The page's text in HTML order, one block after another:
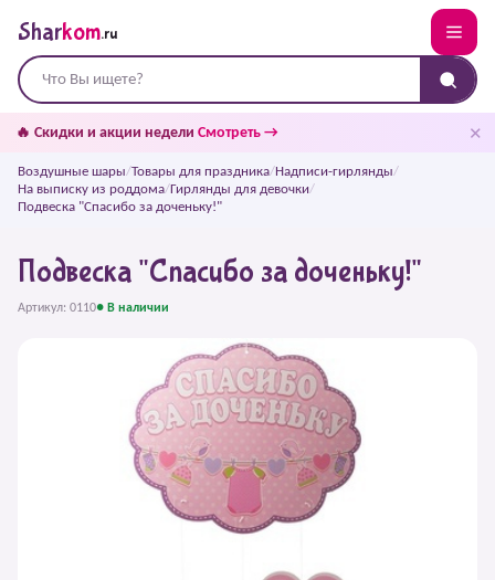
Sharkom.ru
🔥 Скидки и акции недели Смотреть → ✕
Воздушные шары/Товары для праздника/Надписи-гирлянды/
На выписку из роддома/Гирлянды для девочки/
Подвеска "Спасибо за доченьку!"
Подвеска "Спасибо за доченьку!"
Артикул: 0110● В наличии